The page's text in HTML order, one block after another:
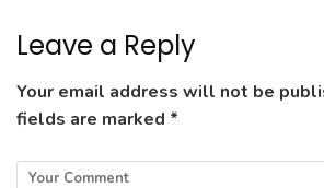
Leave a Reply
Your email address will not be
fields are marked *